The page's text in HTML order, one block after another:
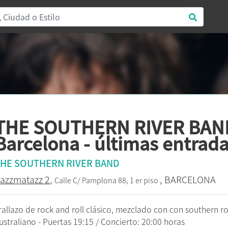
SOUTHERN RIVER
- últimas
SOUTHERN RIVER BAND
2, Calle C/ Pamplona 88, 1 er piso , BARCELONA
de rock and roll clásico, mezclado con con southern
- Puertas 19:15 / Concierto: 20:00 horas